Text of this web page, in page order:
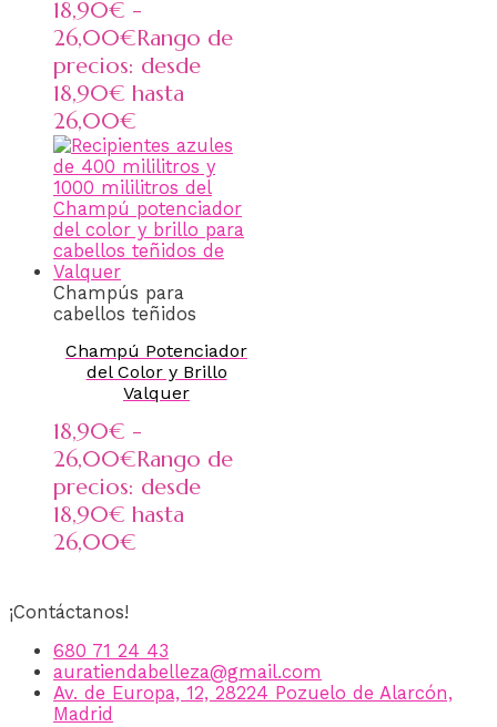
18,90€ -
26,00€Rango de
precios: desde
18,90€ hasta
26,00€
Champús para
cabellos teñidos
Champú Potenciador
del Color y Brillo
Valquer
18,90€ -
26,00€Rango de
precios: desde
18,90€ hasta
26,00€
¡Contáctanos!
680 71 24 43
auratiendabelleza@gmail.com
Av. de Europa, 12, 28224 Pozuelo de Alarcón,
Madrid